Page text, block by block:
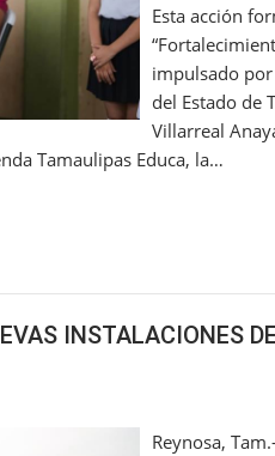
Esta acción
impulsado
del Estado de
Villarreal
Tamaulipas Educa, la…
INSTALACIONES
Reynosa,